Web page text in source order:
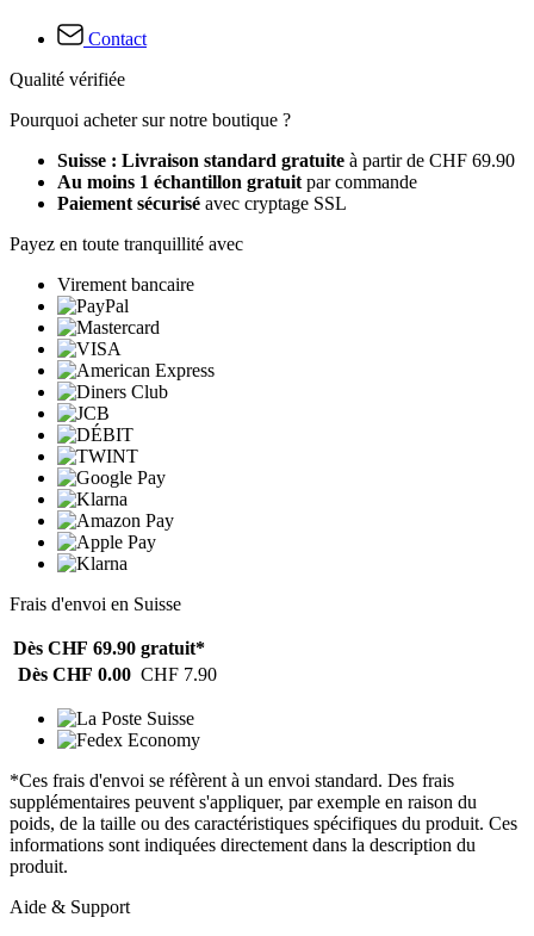
Contact
Qualité vérifiée
Pourquoi acheter sur notre boutique ?
Suisse : Livraison standard gratuite à partir de CHF 69.90
Au moins 1 échantillon gratuitpar commande
Paiement sécurisé avec cryptage SSL
Payez en toute tranquillité avec
Virement bancaire
Frais d'envoi en Suisse
Dès CHF 69.90 gratuit*
Dès CHF 0.00 CHF 7.90
*Ces frais d'envoi se réfèrent à un envoi standard. Des frais
supplémentaires peuvent s'appliquer, par exemple en raison du
poids, de la taille ou des caractéristiques spécifiques du produit. Ces
informations sont indiquées directement dans la description du
produit.
Aide & Support